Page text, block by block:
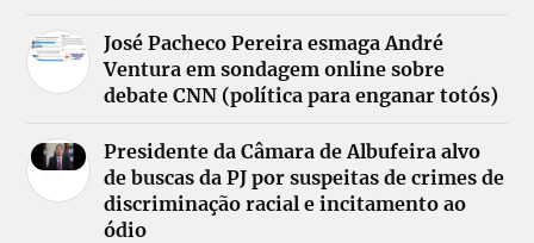
José Pacheco Pereira esmaga André
Ventura em sondagem online sobre
debate CNN (política para enganar totós)
Presidente da Câmara de Albufeira alvo
de buscas da PJ por suspeitas de crimes de
discriminação racial e incitamento ao
ódio